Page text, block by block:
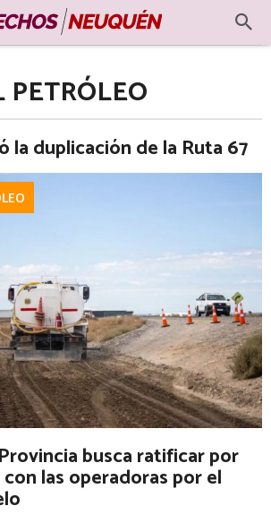
PETRÓLEO
la duplicación de la Ruta 67
busca ratificar por
las operadoras por el